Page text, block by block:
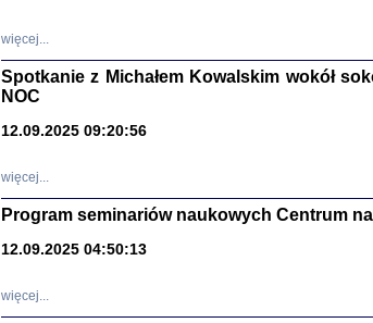
więcej...
Spotkanie z Michałem Kowalskim wokół
NOC
12.09.2025 09:20:56
więcej...
Program seminariów naukowych Centrum
12.09.2025 04:50:13
więcej...